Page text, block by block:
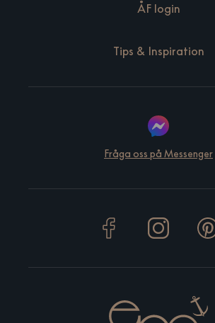
ÅF login
Tips & Inspiration
Fråga oss på Messenger